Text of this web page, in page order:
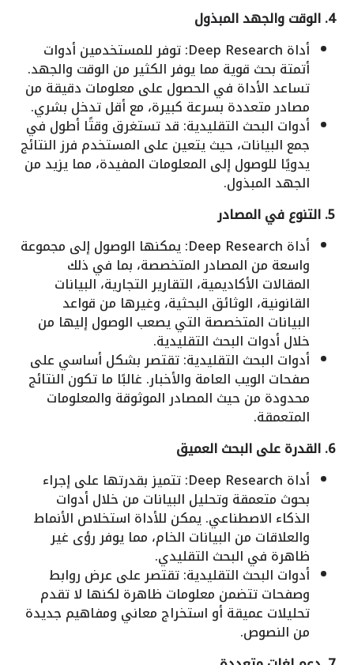
4. الوقت والجهد المبذول
أداة Deep Research: توفر للمستخدمين أدوات
أتمتة بحث قوية مما يوفر الكثير من الوقت والجهد.
تساعد الأداة في الحصول على معلومات دقيقة من
مصادر متعددة بسرعة كبيرة، مع أقل تدخل بشري.
أدوات البحث التقليدية: قد تستغرق وقتًا أطول في
جمع البيانات، حيث يتعين على المستخدم فرز النتائج
يدويًا للوصول إلى المعلومات المفيدة، مما يزيد من
الجهد المبذول.
5. التنوع في المصادر
أداة Deep Research: يمكنها الوصول إلى مجموعة
واسعة من المصادر المتخصصة، بما في ذلك
المقالات الأكاديمية، التقارير التجارية، البيانات
القانونية، الوثائق البحثية، وغيرها من قواعد
البيانات المتخصصة التي يصعب الوصول إليها من
خلال أدوات البحث التقليدية.
أدوات البحث التقليدية: تقتصر بشكل أساسي على
صفحات الويب العامة والأخبار. غالبًا ما تكون النتائج
محدودة من حيث المصادر الموثوقة والمعلومات
المتعمقة.
6. القدرة على البحث العميق
أداة Deep Research: تتميز بقدرتها على إجراء
بحوث متعمقة وتحليل البيانات من خلال أدوات
الذكاء الاصطناعي. يمكن للأداة استخلاص الأنماط
والعلاقات من البيانات الخام، مما يوفر رؤى غير
ظاهرة في البحث التقليدي.
أدوات البحث التقليدية: تقتصر على عرض روابط
وصفحات تتضمن معلومات ظاهرة لكنها لا تقدم
تحليلات عميقة أو استخراج معاني ومفاهيم جديدة
من النصوص.